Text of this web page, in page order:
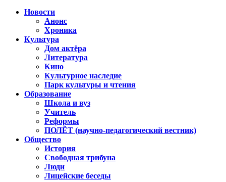
Новости
Анонс
Хроника
Культура
Дом актёра
Литература
Кино
Культурное наследие
Парк культуры и чтения
Образование
Школа и вуз
Учитель
Реформы
ПОЛЁТ (научно-педагогический вестник)
Общество
История
Свободная трибуна
Люди
Лицейские беседы